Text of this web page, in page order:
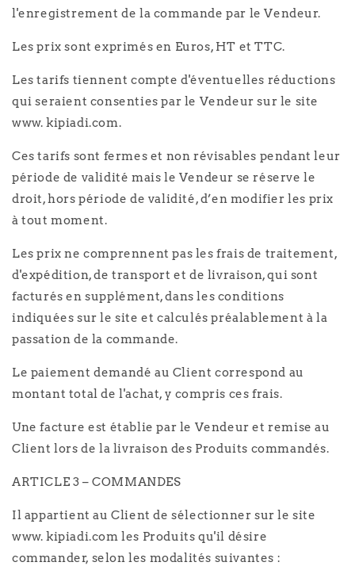
l'enregistrement de la commande par le Vendeur.
Les prix sont exprimés en Euros, HT et TTC.
Les tarifs tiennent compte d'éventuelles réductions
qui seraient consenties par le Vendeur sur le site
www. kipiadi.com.
Ces tarifs sont fermes et non révisables pendant leur
période de validité mais le Vendeur se réserve le
droit, hors période de validité, d’en modifier les prix
à tout moment.
Les prix ne comprennent pas les frais de traitement,
d'expédition, de transport et de livraison, qui sont
facturés en supplément, dans les conditions
indiquées sur le site et calculés préalablement à la
passation de la commande.
Le paiement demandé au Client correspond au
montant total de l'achat, y compris ces frais.
Une facture est établie par le Vendeur et remise au
Client lors de la livraison des Produits commandés.
ARTICLE 3 – COMMANDES
Il appartient au Client de sélectionner sur le site
www. kipiadi.com les Produits qu'il désire
commander, selon les modalités suivantes :